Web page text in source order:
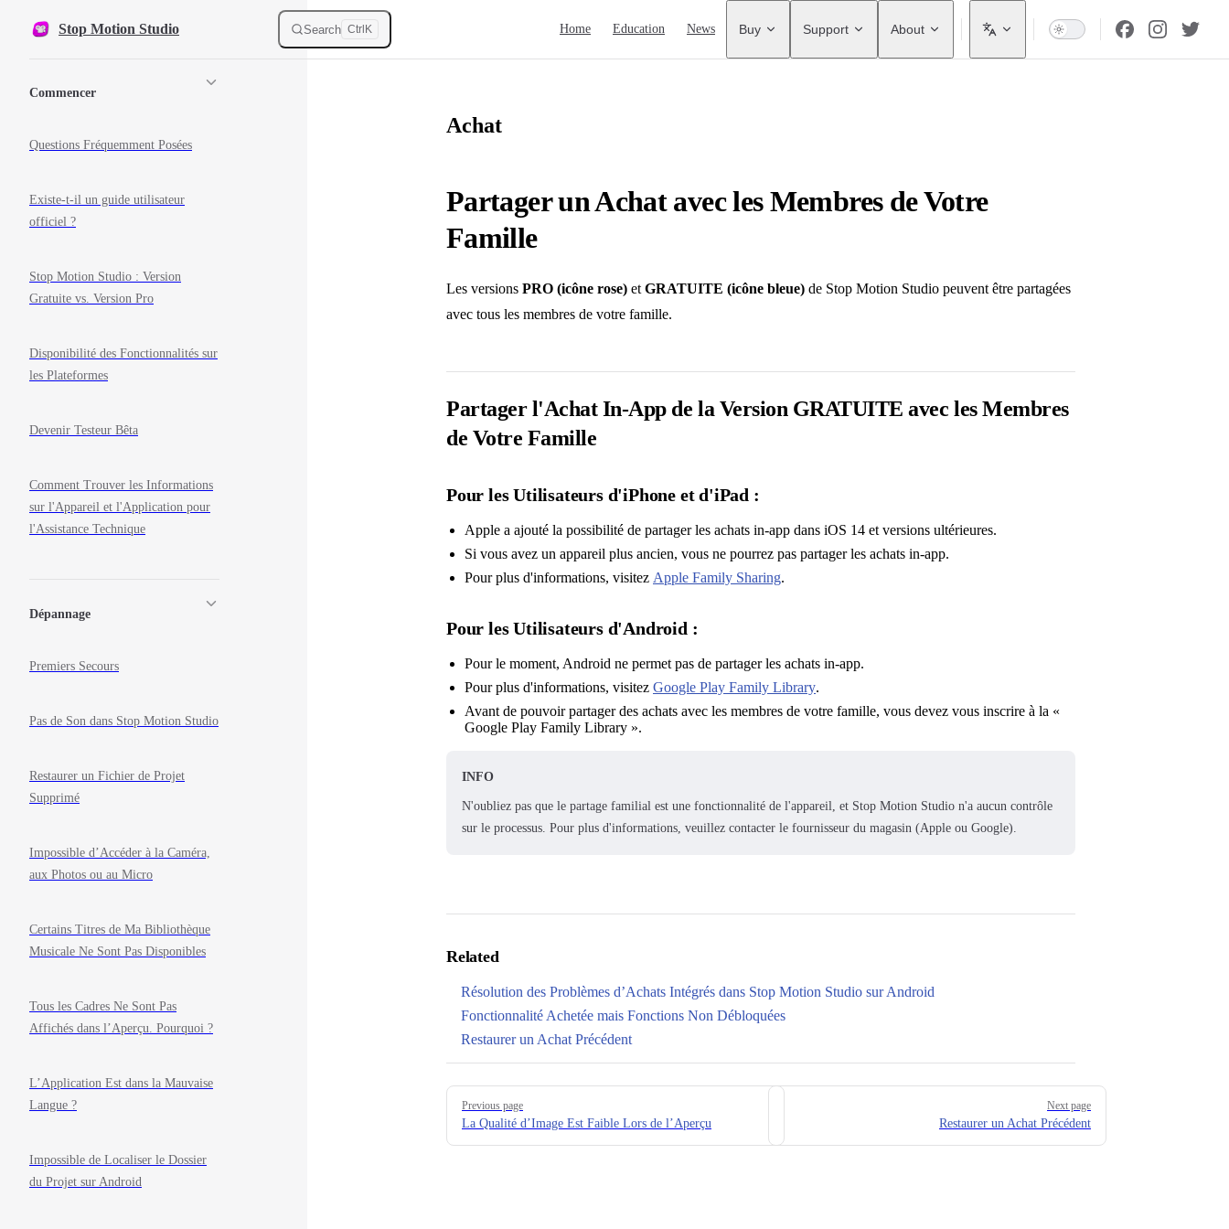
Skip to content
Stop Motion Studio Search Ctrl K Home Education News Buy Support About
Commencer
Questions Fréquemment Posées
Existe-t-il un guide utilisateur
officiel ?
Stop Motion Studio : Version
Gratuite vs. Version Pro
Disponibilité des Fonctionnalités sur
les Plateformes
Devenir Testeur Bêta
Comment Trouver les Informations
sur l'Appareil et l'Application pour
l'Assistance Technique
Dépannage
Premiers Secours
Pas de Son dans Stop Motion Studio
Restaurer un Fichier de Projet
Supprimé
Impossible d’Accéder à la Caméra,
aux Photos ou au Micro
Certains Titres de Ma Bibliothèque
Musicale Ne Sont Pas Disponibles
Tous les Cadres Ne Sont Pas
Affichés dans l’Aperçu. Pourquoi ?
L’Application Est dans la Mauvaise
Langue ?
Impossible de Localiser le Dossier
du Projet sur Android
Achat
Partager un Achat avec les Membres de Votre
Famille
Les versions PRO (icône rose) et GRATUITE (icône bleue) de Stop Motion Studio peuvent être partagées
avec tous les membres de votre famille.
Partager l'Achat In-App de la Version GRATUITE avec les Membres
de Votre Famille
Pour les Utilisateurs d'iPhone et d'iPad :
Apple a ajouté la possibilité de partager les achats in-app dans iOS 14 et versions ultérieures.
Si vous avez un appareil plus ancien, vous ne pourrez pas partager les achats in-app.
Pour plus d'informations, visitez Apple Family Sharing.
Pour les Utilisateurs d'Android :
Pour le moment, Android ne permet pas de partager les achats in-app.
Pour plus d'informations, visitez Google Play Family Library.
Avant de pouvoir partager des achats avec les membres de votre famille, vous devez vous inscrire à la «
Google Play Family Library ».
INFO
N'oubliez pas que le partage familial est une fonctionnalité de l'appareil, et Stop Motion Studio n'a aucun contrôle
sur le processus. Pour plus d'informations, veuillez contacter le fournisseur du magasin (Apple ou Google).
Related
Résolution des Problèmes d’Achats Intégrés dans Stop Motion Studio sur Android
Fonctionnalité Achetée mais Fonctions Non Débloquées
Restaurer un Achat Précédent
Pager
Previous page
La Qualité d’Image Est Faible Lors de l’Aperçu
Next page
Restaurer un Achat Précédent